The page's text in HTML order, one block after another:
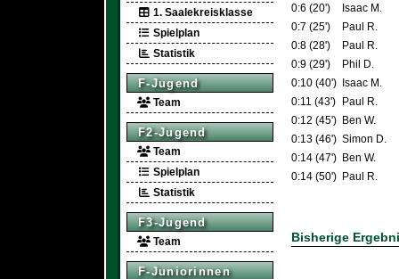
1. Saalekreisklasse
Spielplan
Statistik
F-Jugend
Team
F2-Jugend
Team
Spielplan
Statistik
F3-Jugend
Team
F-Juniorinnen
0:6 (20')
Isaac M.
0:7 (25')
Paul R.
0:8 (28')
Paul R.
0:9 (29')
Phil D.
0:10 (40') Isaac M.
0:11 (43') Paul R.
0:12 (45') Ben W.
0:13 (46') Simon D.
0:14 (47') Ben W.
0:14 (50') Paul R.
Bisherige